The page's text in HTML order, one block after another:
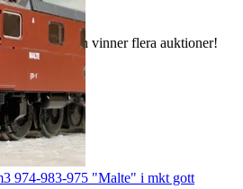
bjuder på.
pris om man vinner flera auktioner!
974-983-975 "Malte" i mkt gott